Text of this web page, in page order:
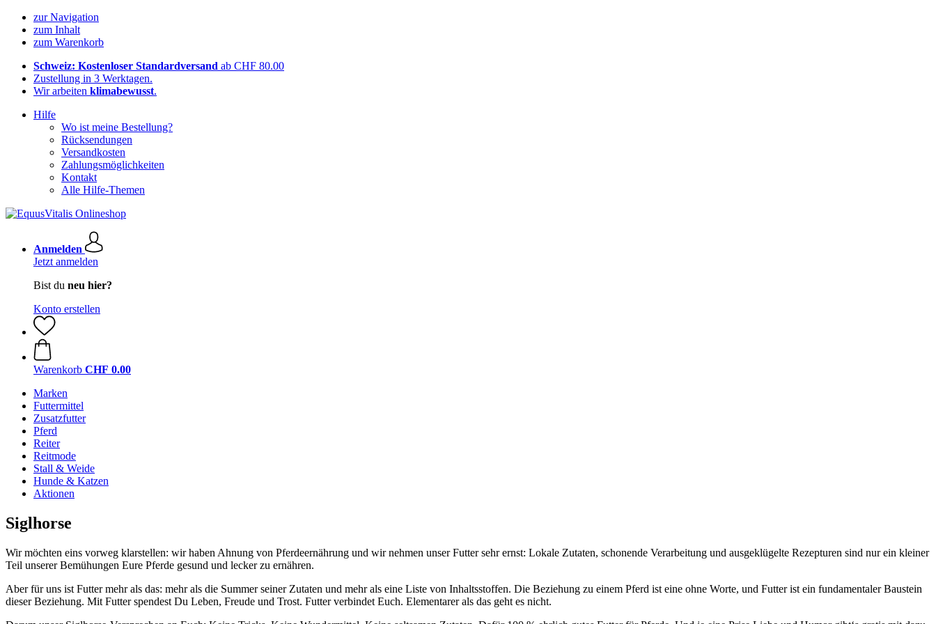
zur Navigation
zum Inhalt
zum Warenkorb
Schweiz: Kostenloser Standardversand ab CHF 80.00
Zustellung in 3 Werktagen.
Wir arbeiten klimabewusst.
Hilfe
Wo ist meine Bestellung?
Rücksendungen
Versandkosten
Zahlungsmöglichkeiten
Kontakt
Alle Hilfe-Themen
Anmelden
Jetzt anmelden
Bist du neu hier?
Konto erstellen
Warenkorb CHF 0.00
Marken
Futtermittel
Zusatzfutter
Pferd
Reiter
Reitmode
Stall & Weide
Hunde & Katzen
Aktionen
Siglhorse
Wir möchten eins vorweg klarstellen: wir haben Ahnung von Pferdeernährung und wir nehmen unser Futter sehr ernst: Lokale Zutaten, schonende Verarbeitung und ausgeklügelte Rezepturen sind nur ein kleiner
Teil unserer Bemühungen Eure Pferde gesund und lecker zu ernähren.
Aber für uns ist Futter mehr als das: mehr als die Summer seiner Zutaten und mehr als eine Liste von Inhaltsstoffen. Die Beziehung zu einem Pferd ist eine ohne Worte, und Futter ist ein fundamentaler Baustein
dieser Beziehung. Mit Futter spendest Du Leben, Freude und Trost. Futter verbindet Euch. Elementarer als das geht es nicht.